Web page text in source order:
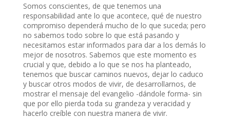
Somos conscientes, de que tenemos una
responsabilidad ante lo que acontece, qué de nuestro
compromiso dependerá mucho de lo que suceda; pero
no sabemos todo sobre lo que está pasando y
necesitamos estar informados para dar a los demás lo
mejor de nosotros. Sabemos que este momento es
crucial y que, debido a lo que se nos ha planteado,
tenemos que buscar caminos nuevos, dejar lo caduco
y buscar otros modos de vivir, de desarrollarnos, de
mostrar el mensaje del evangelio -dándole forma- sin
que por ello pierda toda su grandeza y veracidad y
hacerlo creíble con nuestra manera de vivir.